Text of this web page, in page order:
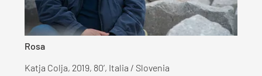
Rosa
Katja Colja, 2019, 80’, Italia / Slovenia